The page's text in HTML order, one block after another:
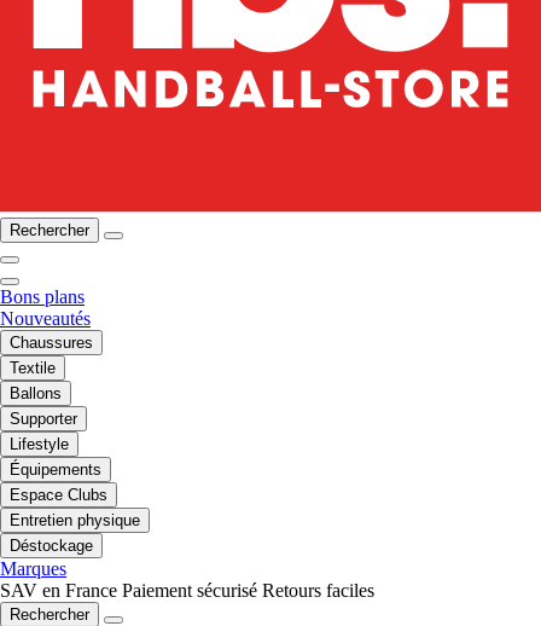
Rechercher
Bons plans
Nouveautés
Chaussures
Textile
Ballons
Supporter
Lifestyle
Équipements
Espace Clubs
Entretien physique
Déstockage
Marques
SAV en France Paiement sécurisé Retours faciles
Rechercher